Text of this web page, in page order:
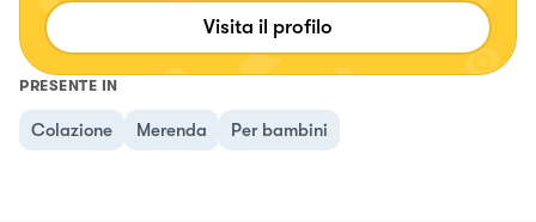
ritrovo in questa frase delle favole... "Basta un po' di
fantasia e di bontà" Se cerchi qualcosa di diverso mi hai
Visita il profilo
PRESENTE IN
Colazione Merenda Per bambini